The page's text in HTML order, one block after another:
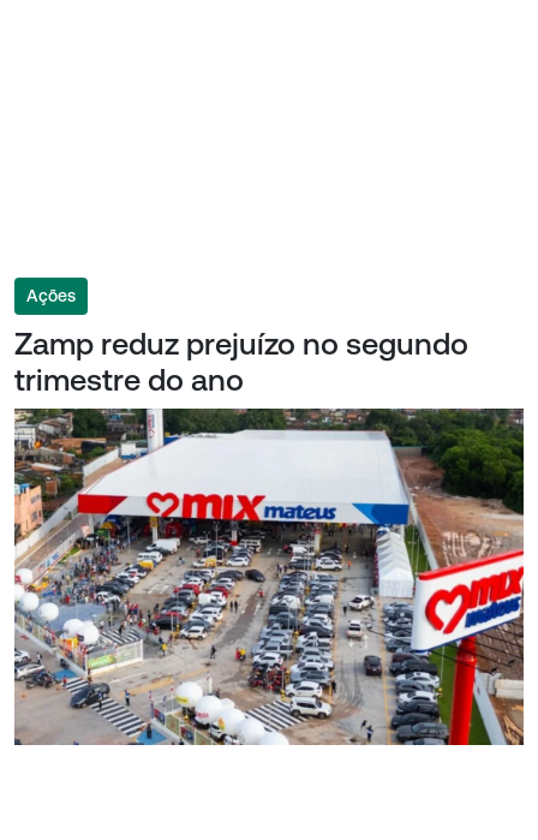
Ações
Zamp reduz prejuízo no segundo
trimestre do ano